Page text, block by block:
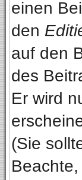
einen
den
auf den
des
Er wird
(Sie